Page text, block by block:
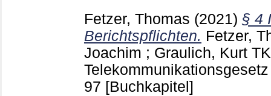
Fetzer, Thomas (2021) § 4
Berichtspflichten. Fetzer,
Joachim ; Graulich, Kurt
97 [Buchkapitel]